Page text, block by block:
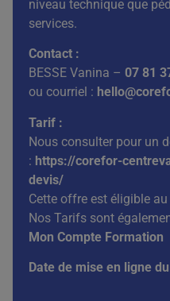
niveau technique que
services.
Contact :
BESSE Vanina – 07 81
ou courriel :
Tarif :
Nous consulter pour un
: https://corefor-
devis/
Cette offre est éligible au
Nos Tarifs sont
Mon Compte Formation
Date de mise en ligne